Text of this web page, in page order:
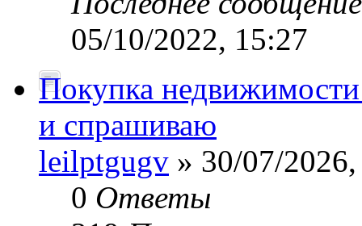
05/10/2022, 15:27
Покупка
и спрашиваю
leilptgugv » 30/07/
0 Ответы